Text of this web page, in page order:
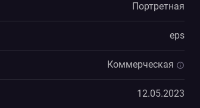
Портретная
eps
Коммерческая
12.05.2023